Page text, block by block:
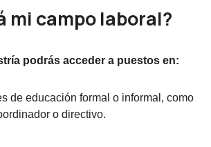
mi campo laboral?
podrás acceder a puestos en:
de educación formal o informal, como
o directivo.